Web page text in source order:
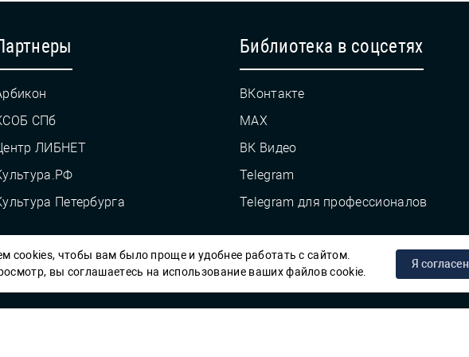
СПб
ЛИБНЕТ
Петербурга
Библиотека в соцсетях
ВКонтакте
MAX
ВК Видео
Telegram
Telegram для профессионалов
СПб ГБУК ГСЦБС, 2012-2026 гг.
cookies, чтобы вам было проще и удобнее работать с сайтом.
вы соглашаетесь на использование ваших файлов cookie.
Я согласен